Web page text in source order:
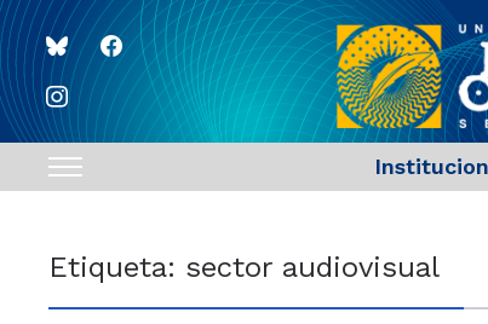
blueskyfacebook
instagram
Toggle
navigation
Etiqueta: sector audiovisual